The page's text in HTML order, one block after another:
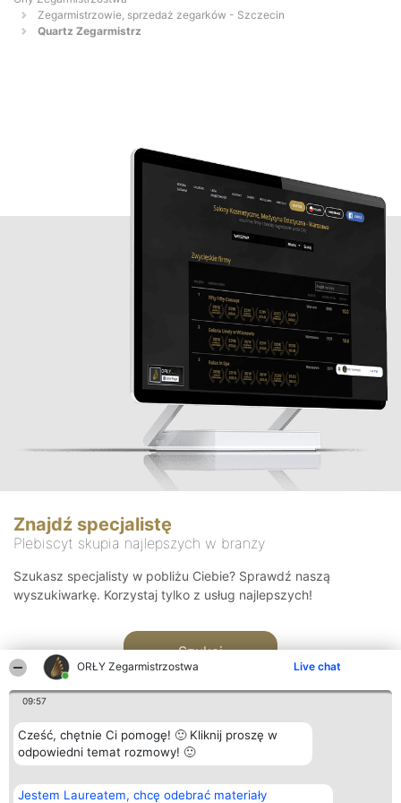
ORŁY Zegarmistrzostwa Live chat
09:57
Cześć, chętnie Ci pomogę! 🙂 Kliknij proszę w
odpowiedni temat rozmowy! 🙂
Jestem Laureatem, chcę odebrać materiały
Zegarmistrzowie, sprzedaż zegarków - Szczecin
Quartz Zegarmistrz
Znajdź specjalistę
Plebiscyt skupia najlepszych w branży
Szukasz specjalisty w pobliżu Ciebie? Sprawdź naszą
wyszukiwarkę. Korzystaj tylko z usług najlepszych!
Szukaj
Organizator plebiscytu
Bright Side Solutions sp. z o.
Plebiscyt
Laureaci
Kontakt
Kontakt